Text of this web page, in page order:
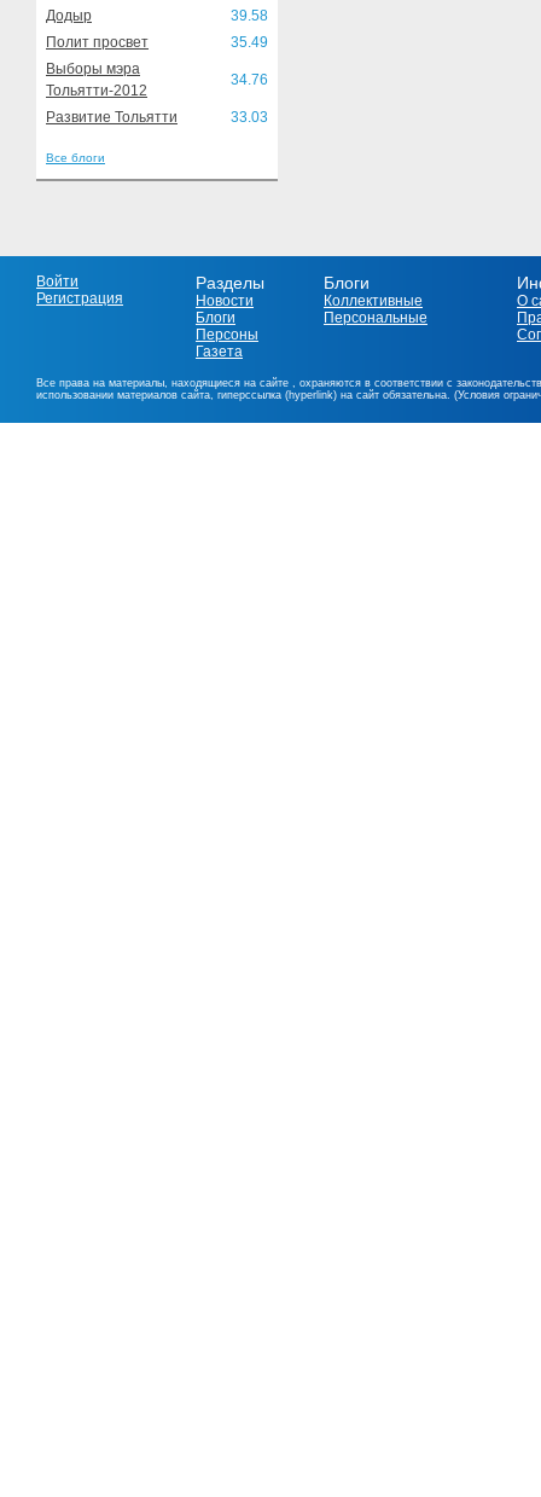
Додыр
39.58
Полит просвет
35.49
Выборы мэра
Тольятти-2012
34.76
Развитие Тольятти 33.03
Все блоги
Войти
Регистрация
Разделы
Новости
Блоги
Персоны
Газета
Блоги
Коллективные
Персональные
О
Все права на материалы, находящиеся на сайте , охраняются в соответствии с
использовании материалов сайта, гиперссылка (hyperlink) на сайт обязательна. (Условия